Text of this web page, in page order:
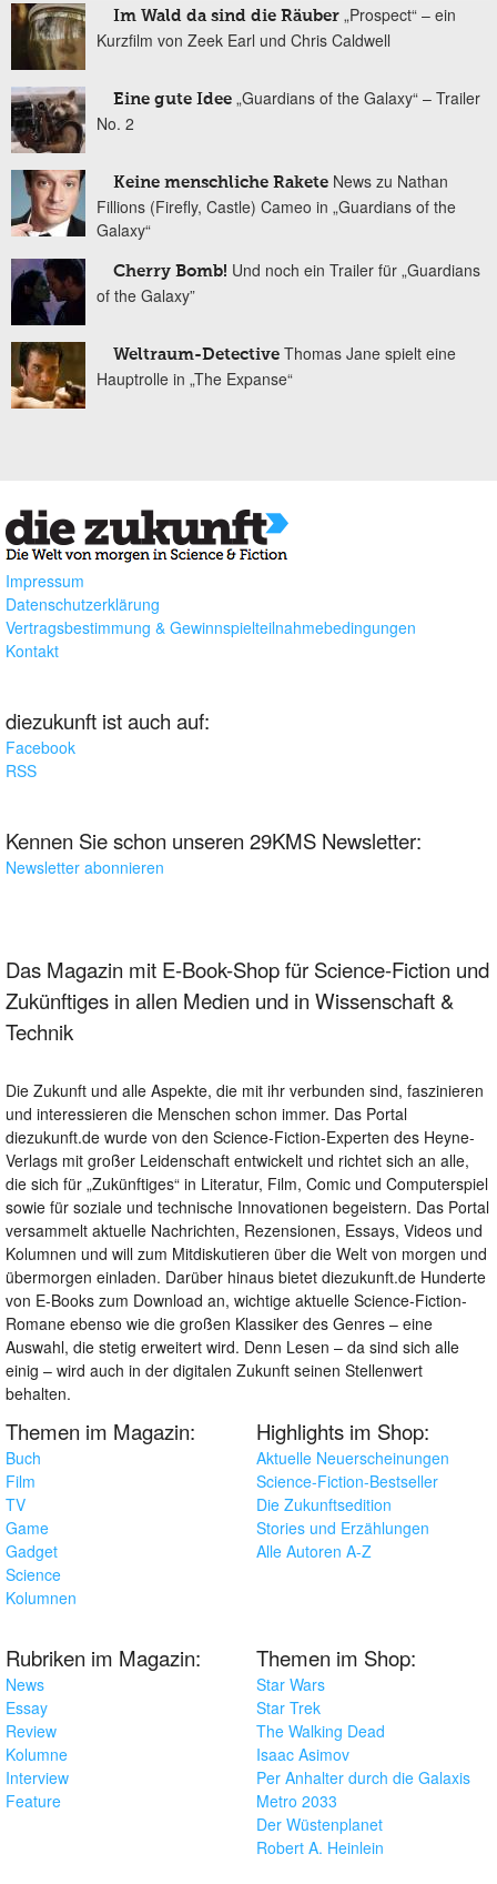
Im Wald da sind die Räuber „Prospect“ – ein
Kurzfilm von Zeek Earl und Chris Caldwell
Eine gute Idee „Guardians of the Galaxy“ – Trailer
No. 2
Keine menschliche Rakete News zu Nathan
Fillions (Firefly, Castle) Cameo in „Guardians of the
Galaxy“
Cherry Bomb! Und noch ein Trailer für „Guardians
of the Galaxy”
Weltraum-Detective Thomas Jane spielt eine
Hauptrolle in „The Expanse“
Impressum
Datenschutzerklärung
Vertragsbestimmung & Gewinnspielteilnahmebedingungen
Kontakt
diezukunft ist auch auf:
Facebook
RSS
Kennen Sie schon unseren 29KMS Newsletter:
Newsletter abonnieren
Das Magazin mit E-Book-Shop für Science-Fiction und
Zukünftiges in allen Medien und in Wissenschaft &
Technik
Die Zukunft und alle Aspekte, die mit ihr verbunden sind, faszinieren
und interessieren die Menschen schon immer. Das Portal
diezukunft.de wurde von den Science-Fiction-Experten des Heyne-
Verlags mit großer Leidenschaft entwickelt und richtet sich an alle,
die sich für „Zukünftiges“ in Literatur, Film, Comic und Computerspiel
sowie für soziale und technische Innovationen begeistern. Das Portal
versammelt aktuelle Nachrichten, Rezensionen, Essays, Videos und
Kolumnen und will zum Mitdiskutieren über die Welt von morgen und
übermorgen einladen. Darüber hinaus bietet diezukunft.de Hunderte
von E-Books zum Download an, wichtige aktuelle Science-Fiction-
Romane ebenso wie die großen Klassiker des Genres – eine
Auswahl, die stetig erweitert wird. Denn Lesen – da sind sich alle
einig – wird auch in der digitalen Zukunft seinen Stellenwert
behalten.
Themen im Magazin:
Buch
Film
TV
Game
Gadget
Science
Kolumnen
Highlights im Shop:
Aktuelle Neuerscheinungen
Science-Fiction-Bestseller
Die Zukunftsedition
Stories und Erzählungen
Alle Autoren A-Z
Rubriken im Magazin:
News
Essay
Review
Kolumne
Interview
Feature
Themen im Shop:
Star Wars
Star Trek
The Walking Dead
Isaac Asimov
Per Anhalter durch die Galaxis
Metro 2033
Der Wüstenplanet
Robert A. Heinlein